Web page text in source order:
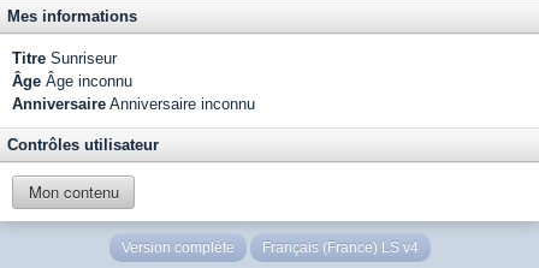
Mes informations
Titre Sunriseur
Âge Âge inconnu
Anniversaire Anniversaire inconnu
Contrôles utilisateur
Mon contenu
Version complète Français (France) LS v4